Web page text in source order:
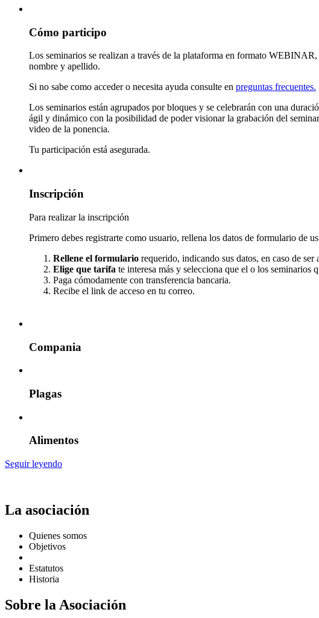
Cómo participo
Los seminarios se realizan a través de la plataforma en formato
nombre y apellido.
Si no sabe como acceder o necesita ayuda consulte en preguntas frecuentes.
Los seminarios están agrupados por bloques y se celebrarán con una
ágil y dinámico con la posibilidad de poder visionar la grabación del
video de la ponencia.
Tu participación está asegurada.
Inscripción
Para realizar la inscripción
Primero debes registrarte como usuario, rellena los datos de formulario de
Rellene el formulario requerido, indicando sus datos, en caso de
Elige que tarifa te interesa más y selecciona que el o los seminarios
Paga cómodamente con transferencia bancaria.
Recibe el link de acceso en tu correo.
Compania
Plagas
Alimentos
Seguir leyendo
La asociación
Quienes somos
Objetivos
Estatutos
Historia
Sobre la Asociación